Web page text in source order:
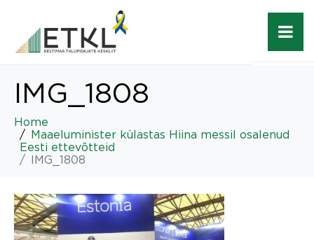
IMG_1808
Home
Maaeluminister külastas Hiina messil osalenud
Eesti ettevõtteid
IMG_1808